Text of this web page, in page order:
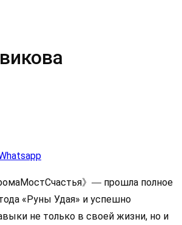
》 — прошла полное
«Руны Удая» и успешно
не только в своей жизни, но и